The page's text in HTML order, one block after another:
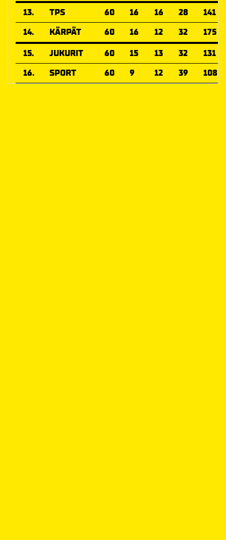
13. TPS 60 16 16 28
141
14.
KÄRPÄT 60 16 12 32
175
15.
JUKURIT 60 15 13 32
131
16.
SPORT 60 9 12 39 108